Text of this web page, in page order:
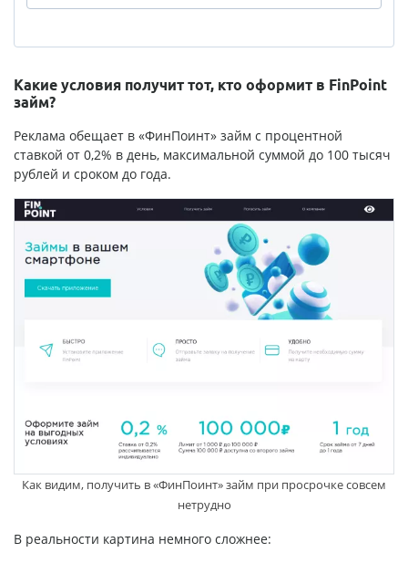
Какие условия получит тот, кто оформит в FinPoint
займ?
Реклама обещает в «ФинПоинт» займ с процентной
ставкой от 0,2% в день, максимальной суммой до 100 тысяч
рублей и сроком до года.
Как видим, получить в «ФинПоинт» займ при просрочке совсем
нетрудно
В реальности картина немного сложнее: